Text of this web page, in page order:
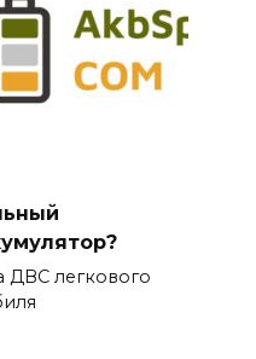
ДВС легкового